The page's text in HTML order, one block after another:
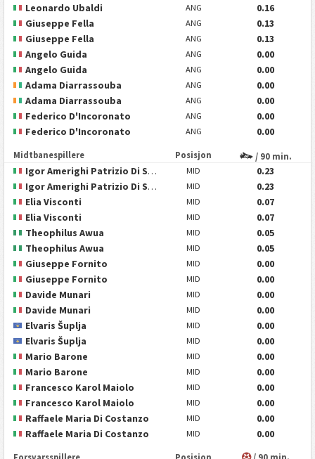
Leonardo Ubaldi
ANG
0.16
Giuseppe Fella
ANG
0.13
Giuseppe Fella
ANG
0.13
Angelo Guida
ANG
0.00
Angelo Guida
ANG
0.00
Adama Diarrassouba
ANG
0.00
Adama Diarrassouba
ANG
0.00
Federico D'Incoronato
ANG
0.00
Federico D'Incoronato
ANG 0.00
Midtbanespillere Posisjon / 90 min.
Igor Amerighi Patrizio Di Siena MID
0.23
Igor Amerighi Patrizio Di Siena
MID
0.23
Elia Visconti
MID
0.07
Elia Visconti
MID
0.07
Theophilus Awua
MID
0.05
Theophilus Awua
MID
0.05
Giuseppe Fornito
MID
0.00
Giuseppe Fornito
MID
0.00
Davide Munari
MID
0.00
Davide Munari
MID
0.00
Elvaris Šuplja
MID
0.00
Elvaris Šuplja
MID
0.00
Mario Barone
MID
0.00
Mario Barone
MID
0.00
Francesco Karol Maiolo
MID
0.00
Francesco Karol Maiolo
MID
0.00
Raffaele Maria Di Costanzo
MID
0.00
Raffaele Maria Di Costanzo
MID 0.00